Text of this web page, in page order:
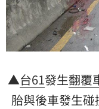
▲台61發生翻覆
胎與後車發生碰